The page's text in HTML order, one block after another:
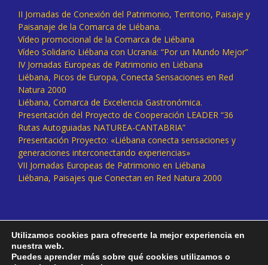
II Jornadas de Conexión del Patrimonio, Territorio, Paisaje y
Paisanaje de la Comarca de Liébana.
Vídeo promocional de la Comarca de Liébana
Vídeo Solidario Liébana con Ucrania: “Por un Mundo Mejor”
IV Jornadas Europeas de Patrimonio en Liébana
Liébana, Picos de Europa, Conecta Sensaciones en Red
Natura 2000
Liébana, Comarca de Excelencia Gastronómica.
Presentación del Proyecto de Cooperación LEADER “36
Rutas Autoguiadas NATUREA-CANTABRIA”
Presentación Proyecto: «Liébana conecta sensaciones y
generaciones interconectando experiencias»
VII Jornadas Europeas de Patrimonio en Liébana
Liébana, Paisajes que Conectan en Red Natura 2000
Utilizamos cookies para ofrecerte la mejor experiencia en
nuestra web.
Puedes aprender más sobre qué cookies utilizamos o